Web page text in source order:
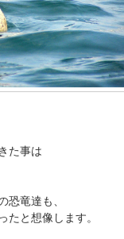
た事は
竜達も、
と想像します。